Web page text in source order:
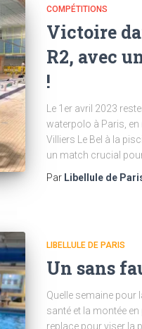
COMPÉTITIONS
Victoire
R2, avec
!
Le 1er avril 2023
waterpolo à Paris, en
Villiers Le Bel à la
un match crucial
Par Libellule de
LIBELLULE DE PARIS
Un sans
Quelle semaine pour
santé et la montée
replace pour viser la